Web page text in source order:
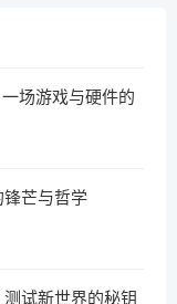
场游戏与硬件的
锋芒与哲学
试新世界的秘钥